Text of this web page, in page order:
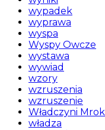
wypadek
wyprawa
wyspa
Wyspy Owcze
wystawa
wywiad
wzory
wzruszenia
wzruszenie
Władczyni
władza